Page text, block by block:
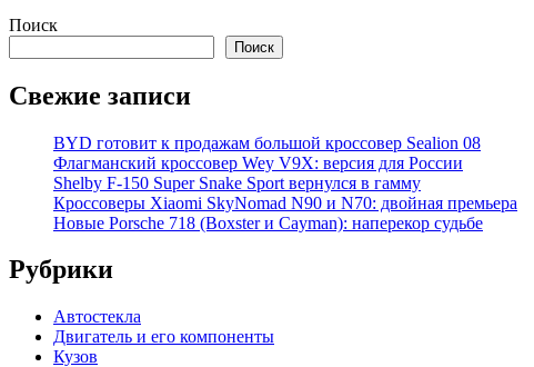
Поиск
Поиск
Свежие записи
BYD готовит к продажам большой кроссовер Sealion 08
Флагманский кроссовер Wey V9X: версия для России
Shelby F-150 Super Snake Sport вернулся в гамму
Кроссоверы Xiaomi SkyNomad N90 и N70: двойная премьера
Новые Porsche 718 (Boxster и Cayman): наперекор судьбе
Рубрики
Автостекла
Двигатель и его компоненты
Кузов